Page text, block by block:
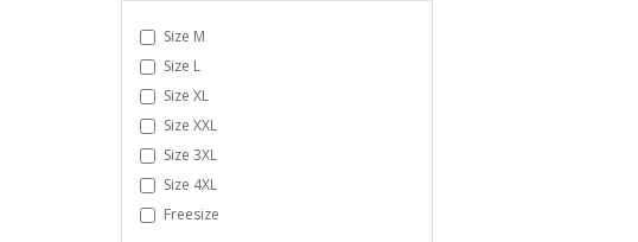
Size M
Size L
Size XL
Size XXL
Size 3XL
Size 4XL
Freesize